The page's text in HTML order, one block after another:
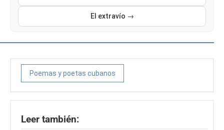
El extravío →
Poemas y poetas cubanos
Leer también: